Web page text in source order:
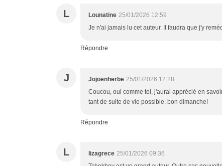
L Lounatine 25/01/2026 12:59
Je n'ai jamais lu cet auteur. Il faudra que j'y
Répondre
J Jojoenherbe 25/01/2026 12:28
Coucou, oui comme toi, j'aurai apprécié en
tant de suite de vie possible, bon dimanche!
Répondre
L lizagrece 25/01/2026 09:36